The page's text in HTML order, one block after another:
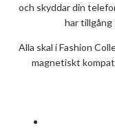
och skyddar din
har tillgång
Alla skal i Fashion
magnetiskt